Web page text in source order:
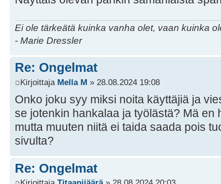
Ei ole tärkeätä kuinka vanha olet, vaan kuinka
- Marie Dressler
Re: Ongelmat
Kirjoittaja Mella M » 28.08.2024 19:08
Onko joku syy miksi noita käyttäjiä ja
se jotenkin hankalaa ja työlästä? Mä en
mutta muuten niitä ei taida saada pois
sivulta?
Re: Ongelmat